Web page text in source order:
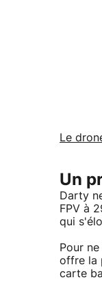
Le
Un
Darty
FPV à
qui
Pour
offre la
carte